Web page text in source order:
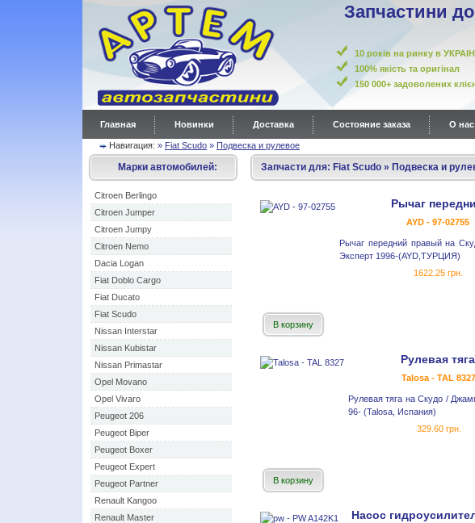
Запчастини
10 років на
100% якість та
150 000+
Главная Новинки Доставка Состояние заказа О нас
Навигация: » Fiat Scudo » Подвеска и рулевое
Марки автомобилей:
Citroen Berlingo
Citroen Jumper
Citroen Jumpy
Citroen Nemo
Dacia Logan
Fiat Doblo Cargo
Fiat Ducato
Fiat Scudo
Nissan Interstar
Nissan Kubistar
Nissan Primastar
Opel Movano
Opel Vivaro
Peugeot 206
Peugeot Biper
Peugeot Boxer
Peugeot Expert
Peugeot Partner
Renault Kangoo
Renault Master
Запчасти для: Fiat Scudo » Подвеска и
Рычаг
AYD - 97-02755
Рычаг передний правый на
Эксперт 1996-(AYD,ТУРЦИЯ)
1622.25 грн.
В корзину
Рулевая тяга
Talosa - TAL 8327
Рулевая тяга на Скудо /
96- (Talosa, Испания)
329.60 грн.
В корзину
Насос